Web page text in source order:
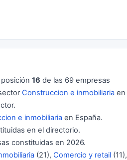
16 de las 69 empresas
Construccion e inmobiliaria en
e inmobiliaria en España.
en el directorio.
constituidas en 2026.
(21), Comercio y retail (11),